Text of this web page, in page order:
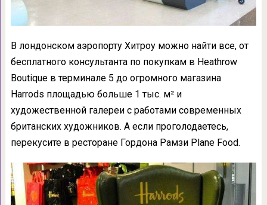
В лондонском аэропорту Хитроу можно найти все, от
бесплатного консультанта по покупкам в Heathrow
Boutique в терминале 5 до огромного магазина
Harrods площадью больше 1 тыс. м² и
художественной галереи с работами современных
британских художников. А если проголодаетесь,
перекусите в ресторане Гордона Рамзи Plane Food.